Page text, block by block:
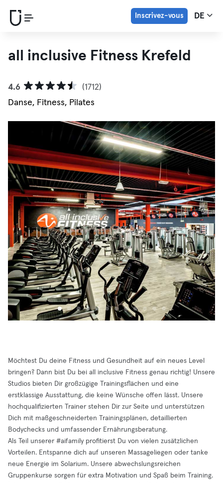
Inscrivez-vous DE
all inclusive Fitness Krefeld
4.6
(1712)
Danse, Fitness, Pilates
Möchtest Du deine Fitness und Gesundheit auf ein neues Level
bringen? Dann bist Du bei all inclusive Fitness genau richtig! Unsere
Studios bieten Dir großzügige Trainingsflächen und eine
erstklassige Ausstattung, die keine Wünsche offen lässt. Unsere
hochqualifizierten Trainer stehen Dir zur Seite und unterstützen
Dich mit maßgeschneiderten Trainingsplänen, detaillierten
Bodychecks und umfassender Ernährungsberatung.
Als Teil unserer #aifamily profitierst Du von vielen zusätzlichen
Vorteilen. Entspanne dich auf unseren Massageliegen oder tanke
neue Energie im Solarium. Unsere abwechslungsreichen
Gruppenkurse sorgen für extra Motivation und Spaß beim Training.